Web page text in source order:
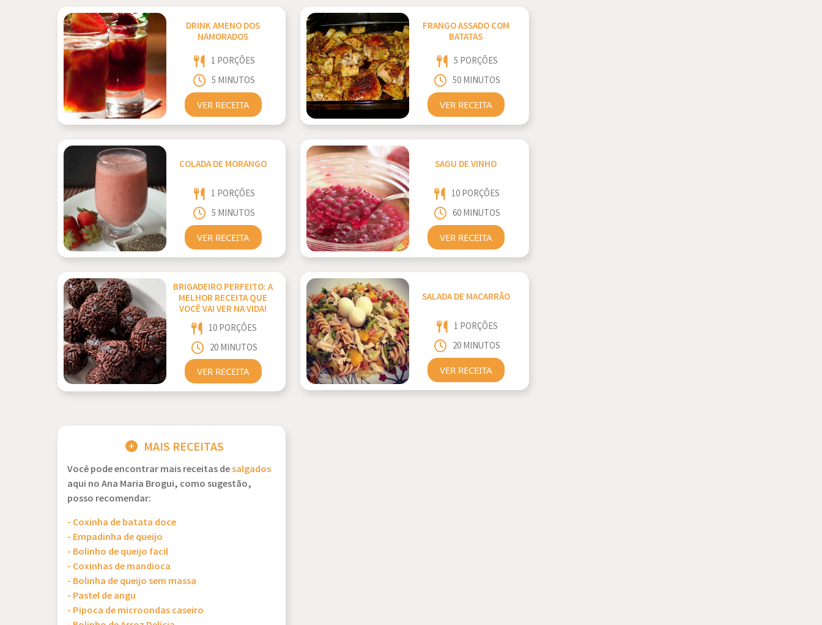
DRINK AMENO DOS
NAMORADOS
1 PORÇÕES
5 MINUTOS
VER RECEITA
FRANGO ASSADO COM
BATATAS
5 PORÇÕES
50 MINUTOS
VER RECEITA
COLADA DE MORANGO
1 PORÇÕES
5 MINUTOS
VER RECEITA
SAGU DE VINHO
10 PORÇÕES
60 MINUTOS
VER RECEITA
BRIGADEIRO PERFEITO: A
MELHOR RECEITA QUE
VOCÊ VAI VER NA VIDA!
10 PORÇÕES
20 MINUTOS
VER RECEITA
SALADA DE MACARRÃO
1 PORÇÕES
20 MINUTOS
VER RECEITA
MAIS RECEITAS
Você pode encontrar mais receitas desalgados
aqui no Ana Maria Brogui, como sugestão,
posso recomendar:
- Coxinha de batata doce
- Empadinha de queijo
- Bolinho de queijo facil
- Coxinhas de mandioca
- Bolinha de queijo sem massa
- Pastel de angu
- Pipoca de microondas caseiro